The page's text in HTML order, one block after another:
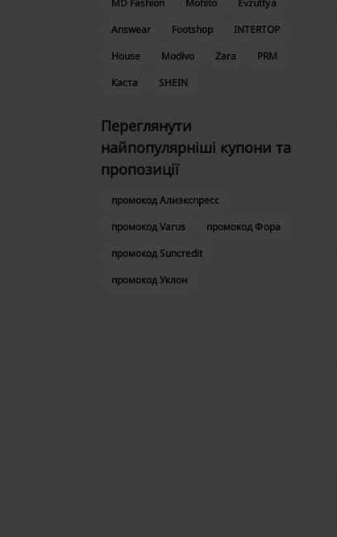
MD Fashion
Mohito
Evzuttya
Answear
Footshop
INTERTOP
House
Modivo Zara
PRM
Каста
SHEIN
Переглянути
найпопулярніші купони та
пропозиції
промокод Алиэкспресс
промокод Varus
промокод Фора
промокод Suncredit
промокод Уклон